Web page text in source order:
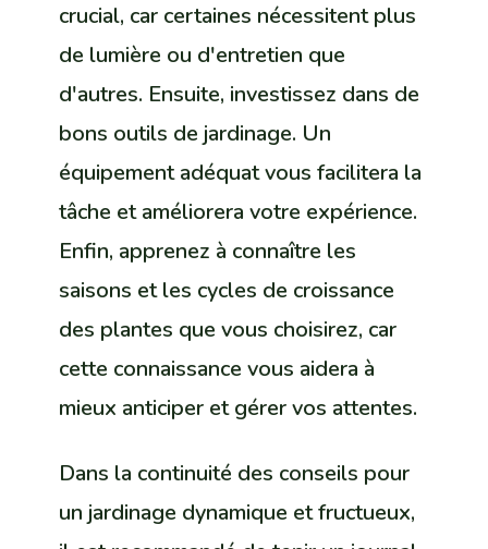
crucial, car certaines nécessitent plus
de lumière ou d'entretien que
d'autres. Ensuite, investissez dans de
bons outils de jardinage. Un
équipement adéquat vous facilitera la
tâche et améliorera votre expérience.
Enfin, apprenez à connaître les
saisons et les cycles de croissance
des plantes que vous choisirez, car
cette connaissance vous aidera à
mieux anticiper et gérer vos attentes.
Dans la continuité des conseils pour
un jardinage dynamique et fructueux,